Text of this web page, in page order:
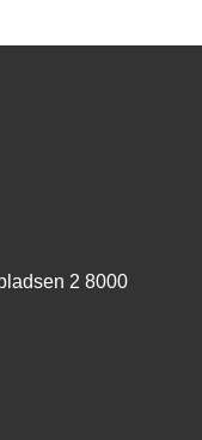
2 8000